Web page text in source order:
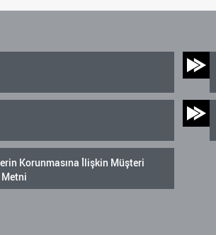
Korunmasına İlişkin Müşteri